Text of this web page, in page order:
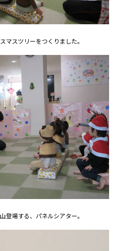
マスツリーをつくりました。
登場する、パネルシアター。